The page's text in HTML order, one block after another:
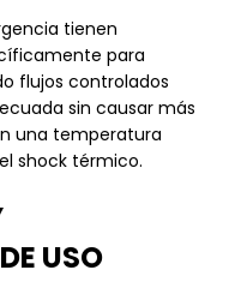
tienen
para
flujos controlados
sin causar más
una temperatura
shock térmico.
USO